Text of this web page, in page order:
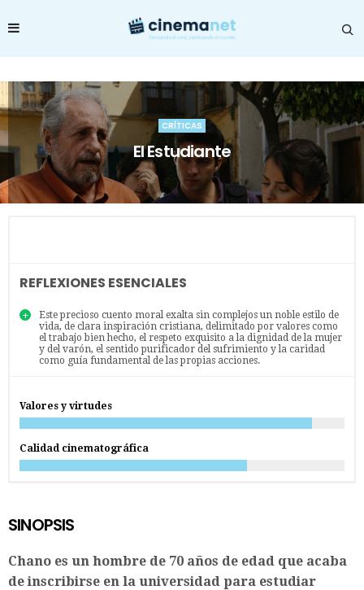
CRÍTICAS
El Estudiante
REFLEXIONES ESENCIALES
Este precioso cuento moral exalta sin complejos un noble estilo de
vida, de clara inspiración cristiana, delimitado por valores como
el trabajo bien hecho, el respeto exquisito a la dignidad de la mujer
y del varón, el sentido purificador del sufrimiento y la caridad
como guía fundamental de las propias acciones.
Valores y virtudes
Calidad cinematográfica
SINOPSIS
Chano es un hombre de 70 años de edad que acaba
de inscribirse en la universidad para estudiar